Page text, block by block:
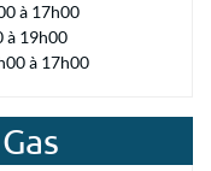
à 17h00
à 19h00
à 17h00